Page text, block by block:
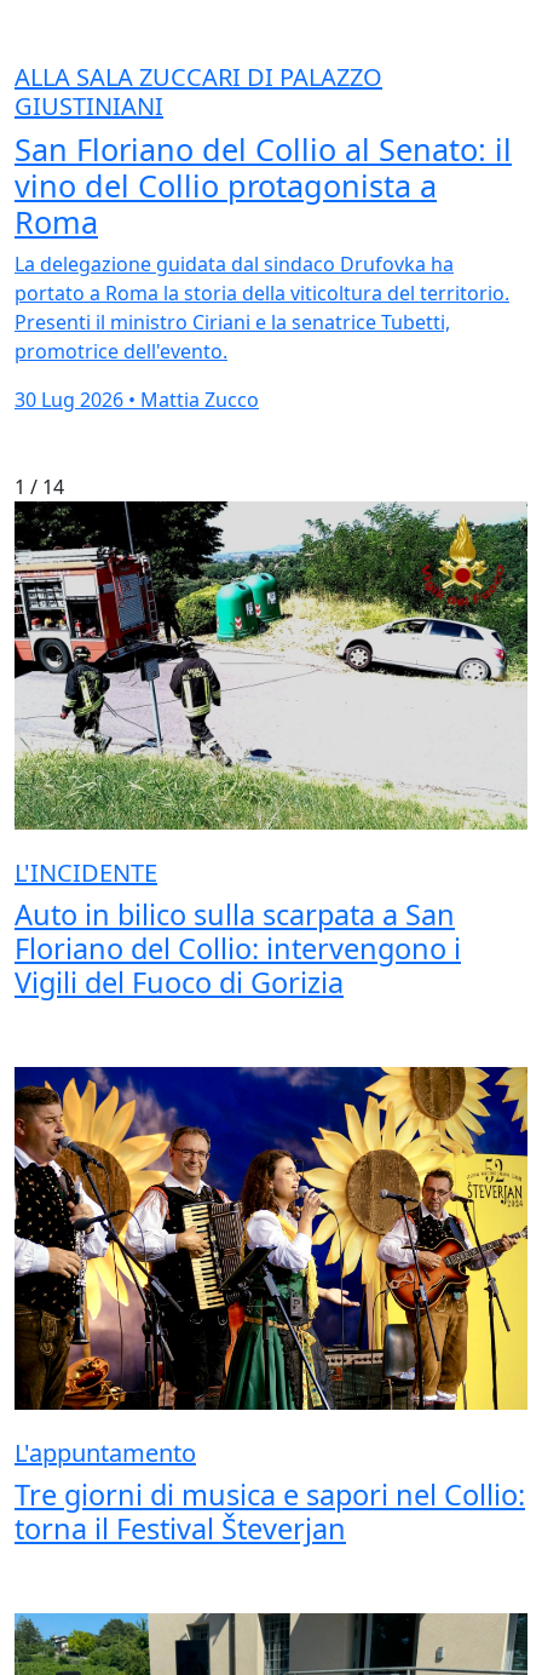
ALLA SALA ZUCCARI DI PALAZZO
GIUSTINIANI
San Floriano del Collio al Senato: il
vino del Collio protagonista a
Roma
La delegazione guidata dal sindaco Drufovka ha
portato a Roma la storia della viticoltura del territorio.
Presenti il ministro Ciriani e la senatrice Tubetti,
promotrice dell'evento.
30 Lug 2026 • Mattia Zucco
1 / 14
L'INCIDENTE
Auto in bilico sulla scarpata a San
Floriano del Collio: intervengono i
Vigili del Fuoco di Gorizia
L'appuntamento
Tre giorni di musica e sapori nel Collio:
torna il Festival Števerjan